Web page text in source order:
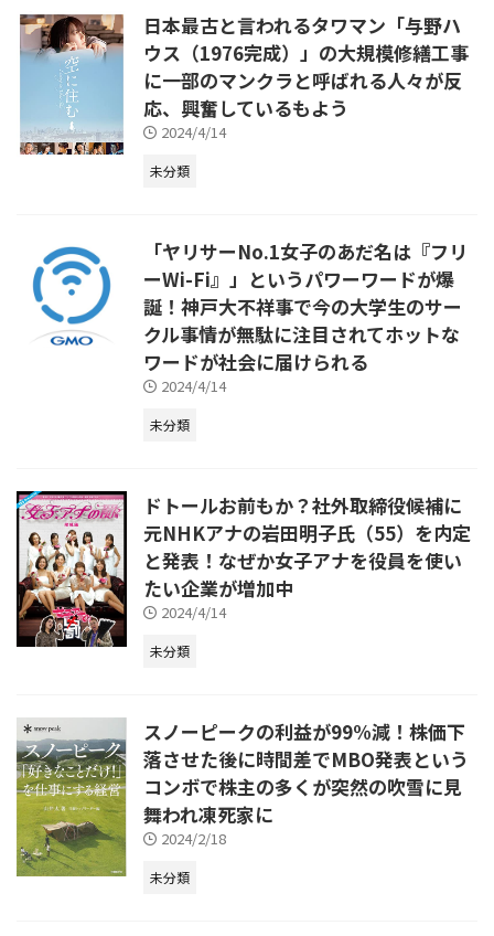
日本最古と言われるタワマン「与野ハ
ウス（1976完成）」の大規模修繕工事
に一部のマンクラと呼ばれる人々が反
応、興奮しているもよう
2024/4/14
未分類
「ヤリサーNo.1女子のあだ名は『フリ
ーWi-Fi』」というパワーワードが爆
誕！神戸大不祥事で今の大学生のサー
クル事情が無駄に注目されてホットな
ワードが社会に届けられる
2024/4/14
未分類
ドトールお前もか？社外取締役候補に
元NHKアナの岩田明子氏（55）を内定
と発表！なぜか女子アナを役員を使い
たい企業が増加中
2024/4/14
未分類
スノーピークの利益が99%減！株価下
落させた後に時間差でMBO発表という
コンボで株主の多くが突然の吹雪に見
舞われ凍死家に
2024/2/18
未分類